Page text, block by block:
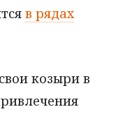
в рядах
козыри в